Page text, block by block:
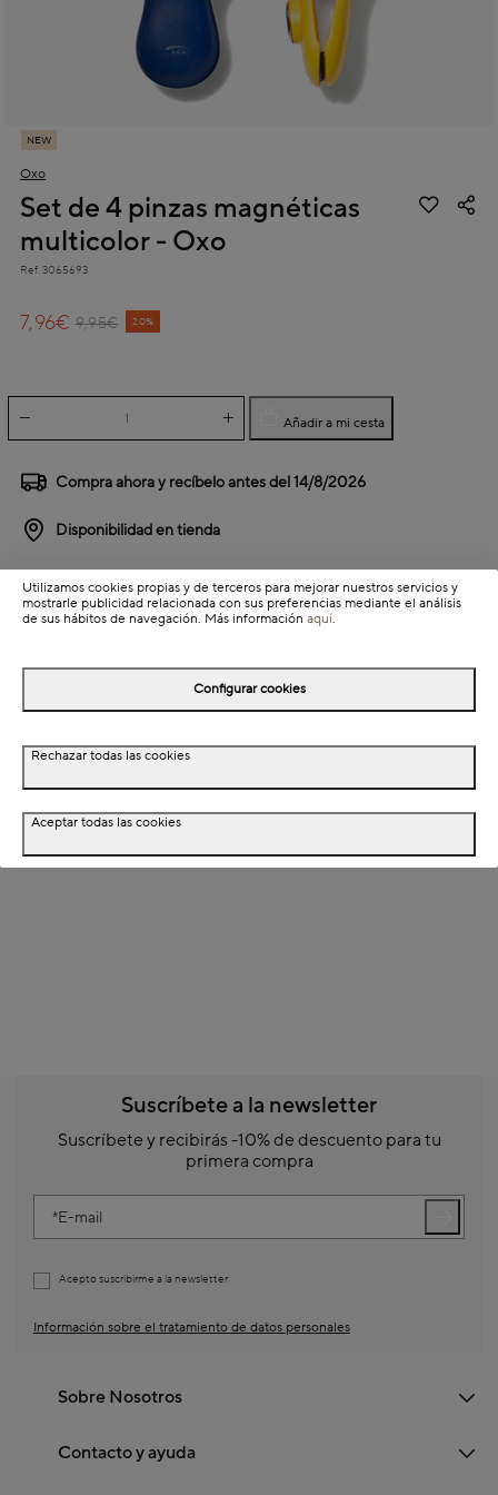
NEW
Oxo
Set de 4 pinzas magnéticas
multicolor - Oxo
Ref. 3065693
Price reduced from
9,95€
to 20%
7,96€
Añadir a mi cesta
Compra ahora y recíbelo antes del14/8/2026
Disponibilidad en tienda
Detalles del producto
Información de envío
Detalles del producto
Descripción
Suscríbete a la newsletter
Suscríbete y recibirás -10% de descuento para tu
primera compra
E-mail
Acepto suscribirme a la newsletter
Información sobre el tratamiento de datos personales
Sobre Nosotros
Contacto y ayuda
Utilizamos cookies propias y de terceros para mejorar nuestros servicios y
mostrarle publicidad relacionada con sus preferencias mediante el análisis
de sus hábitos de navegación. Más información aquí.
Configurar cookies
Rechazar todas las cookies
Aceptar todas las cookies